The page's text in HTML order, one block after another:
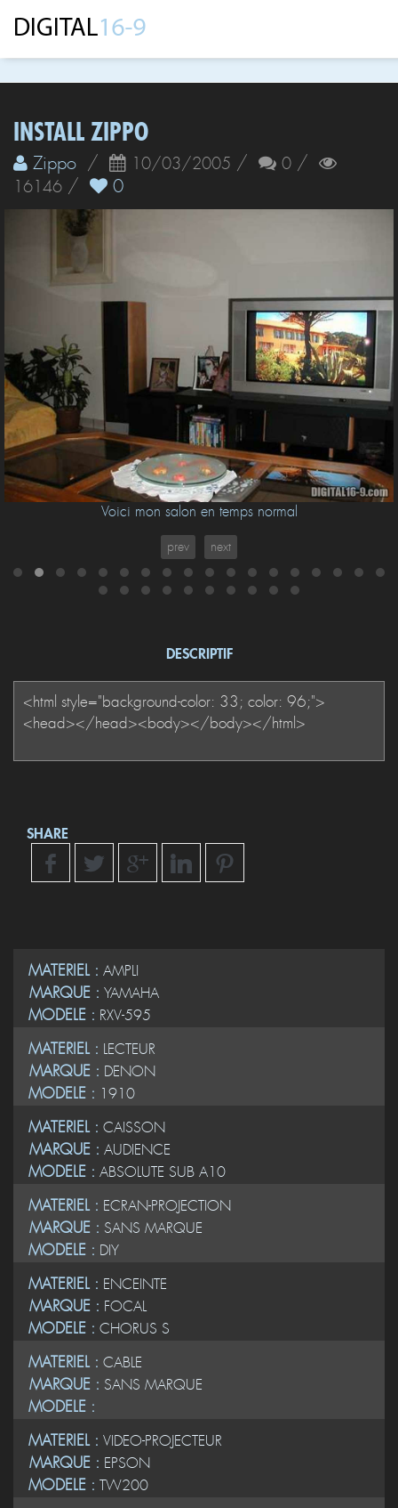
INSTALL ZIPPO
Zippo / 10/03/2005 / 0 /
16146 / 0
Voici mon salon en temps normal
prev next
DESCRIPTIF
SHARE
MATERIEL : AMPLI
MARQUE : YAMAHA
MODELE : RXV-595
MATERIEL : LECTEUR
MARQUE : DENON
MODELE : 1910
MATERIEL : CAISSON
MARQUE : AUDIENCE
MODELE : ABSOLUTE SUB A10
MATERIEL : ECRAN-PROJECTION
MARQUE : SANS MARQUE
MODELE : DIY
MATERIEL : ENCEINTE
MARQUE : FOCAL
MODELE : CHORUS S
MATERIEL : CABLE
MARQUE : SANS MARQUE
MODELE :
MATERIEL : VIDEO-PROJECTEUR
MARQUE : EPSON
MODELE : TW200